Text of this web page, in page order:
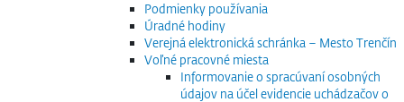
Podmienky používania
Úradné hodiny
Verejná elektronická schránka – Mesto Trenčín
Voľné pracovné miesta
Informovanie o spracúvaní osobných
údajov na účel evidencie uchádzačov o